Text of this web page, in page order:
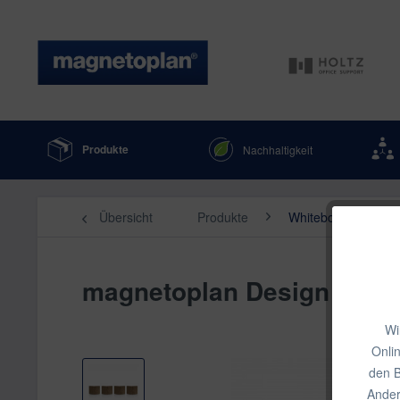
Produkte Nachhaltigkeit
den
Übersicht Produkte Whiteboards &
magnetoplan Design